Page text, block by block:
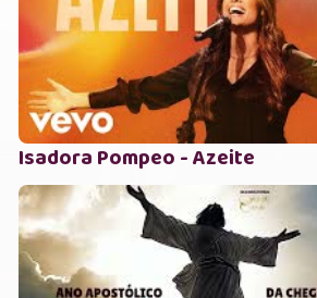
Isadora Pompeo - Azeite